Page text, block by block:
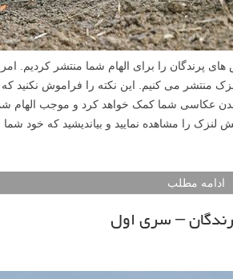
پرندگان را برای الهام شما منتشر کردیم.
منتشر می کنیم. این نکته را فراموش نکنید که
عکاسی شما کمک خواهد کرد و موجب الهام
را مشاهده نمایید و بیاندیشید که خود
ادامه مطلب
– سری اول